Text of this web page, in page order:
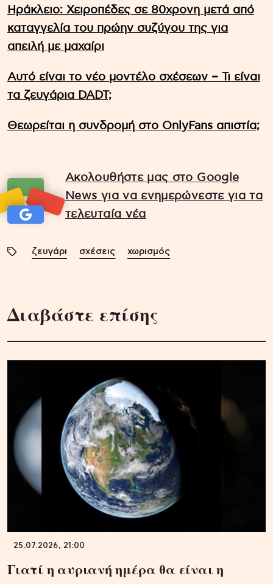
Ηράκλειο: Χειροπέδες σε 80χρονη μετά από
καταγγελία του πρώην συζύγου της για
απειλή με μαχαίρι
Αυτό είναι το νέο μοντέλο σχέσεων – Τι είναι
τα ζευγάρια DADT;
Θεωρείται η συνδρομή στο OnlyFans απιστία;
Ακολουθήστε μας στο Google
News για να ενημερώνεστε για τα
τελευταία νέα
ζευγάρι σχέσεις χωρισμός
Διαβάστε επίσης
25.07.2026, 21:00
Γιατί η αυριανή ημέρα θα είναι η